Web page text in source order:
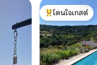
โดนใจเกสต์ที่สุด
โดนใจเกสต์